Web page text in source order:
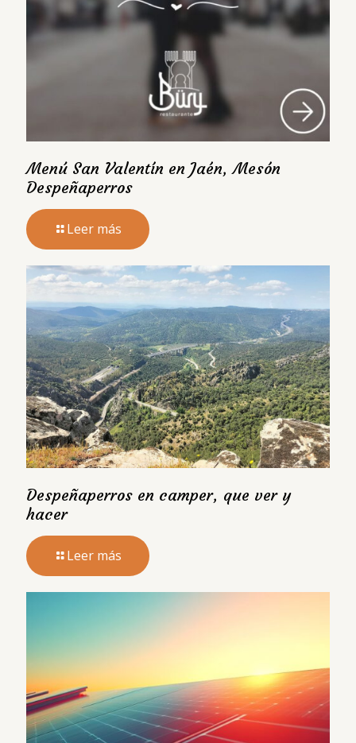
Menú San Valentín en Jaén, Mesón
Despeñaperros
Leer más
Despeñaperros en camper, que ver y
hacer
Leer más